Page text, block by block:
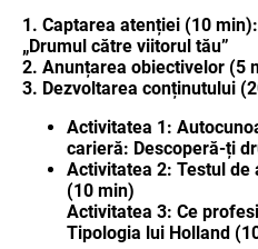
1. Captarea atenției (10
„Drumul către viitorul tău”
2. Anunțarea obiectivelor (5
3. Dezvoltarea conținutului
Activitatea 1:
carieră: Descoperă-ți
Activitatea 2: Testul de
(10 min)
Activitatea 3: Ce
Tipologia lui Holland